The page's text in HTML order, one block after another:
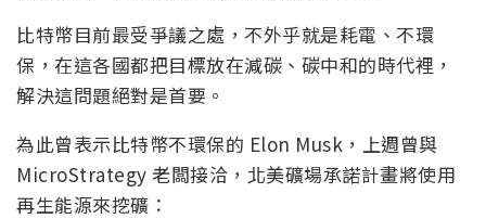
比特幣目前最受爭議之處，不外乎就是耗電、不環
保，在這各國都把目標放在減碳、碳中和的時代裡，
解決這問題絕對是首要。
為此曾表示比特幣不環保的 Elon Musk，上週曾與
MicroStrategy 老闆接洽，北美礦場承諾計畫將使用
再生能源來挖礦：